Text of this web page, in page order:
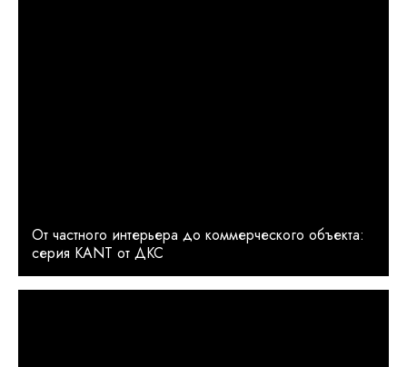
От частного интерьера до коммерческого объекта:
серия KANT от ДКС